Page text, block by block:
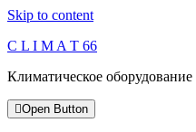
Skip to content
C L I M A T 66
Климатическое
Open Button